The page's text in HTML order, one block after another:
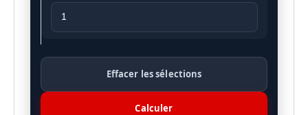
Effacer les sélections
Calculer